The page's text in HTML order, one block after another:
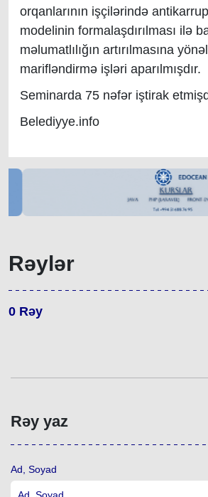
orqanlarının işçilərində
modelinin formalaşdırılması ilə
məlumatlılığın artırılmasına
marifləndirmə işləri aparılmışdır.
Seminarda 75 nəfər iştirak
Belediyye.info
Rəylər
0 Rəy
Rəy yaz
Ad, Soyad